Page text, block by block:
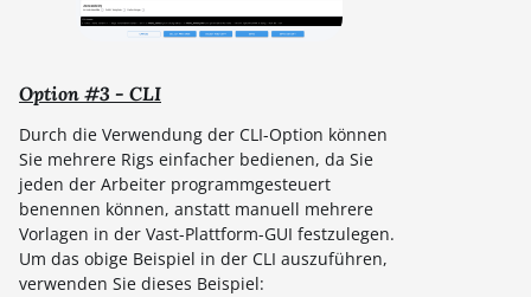
Option #3 - CLI
Durch die Verwendung der CLI-Option können
Sie mehrere Rigs einfacher bedienen, da Sie
jeden der Arbeiter programmgesteuert
benennen können, anstatt manuell mehrere
Vorlagen in der Vast-Plattform-GUI festzulegen.
Um das obige Beispiel in der CLI auszuführen,
verwenden Sie dieses Beispiel: